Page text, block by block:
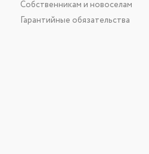
Собственникам и новоселам
Гарантийные обязательства